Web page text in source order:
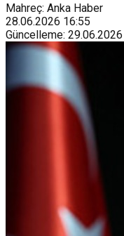
Mahreç: Anka Haber
28.06.2026 16:55
Güncelleme: 29.06.2026